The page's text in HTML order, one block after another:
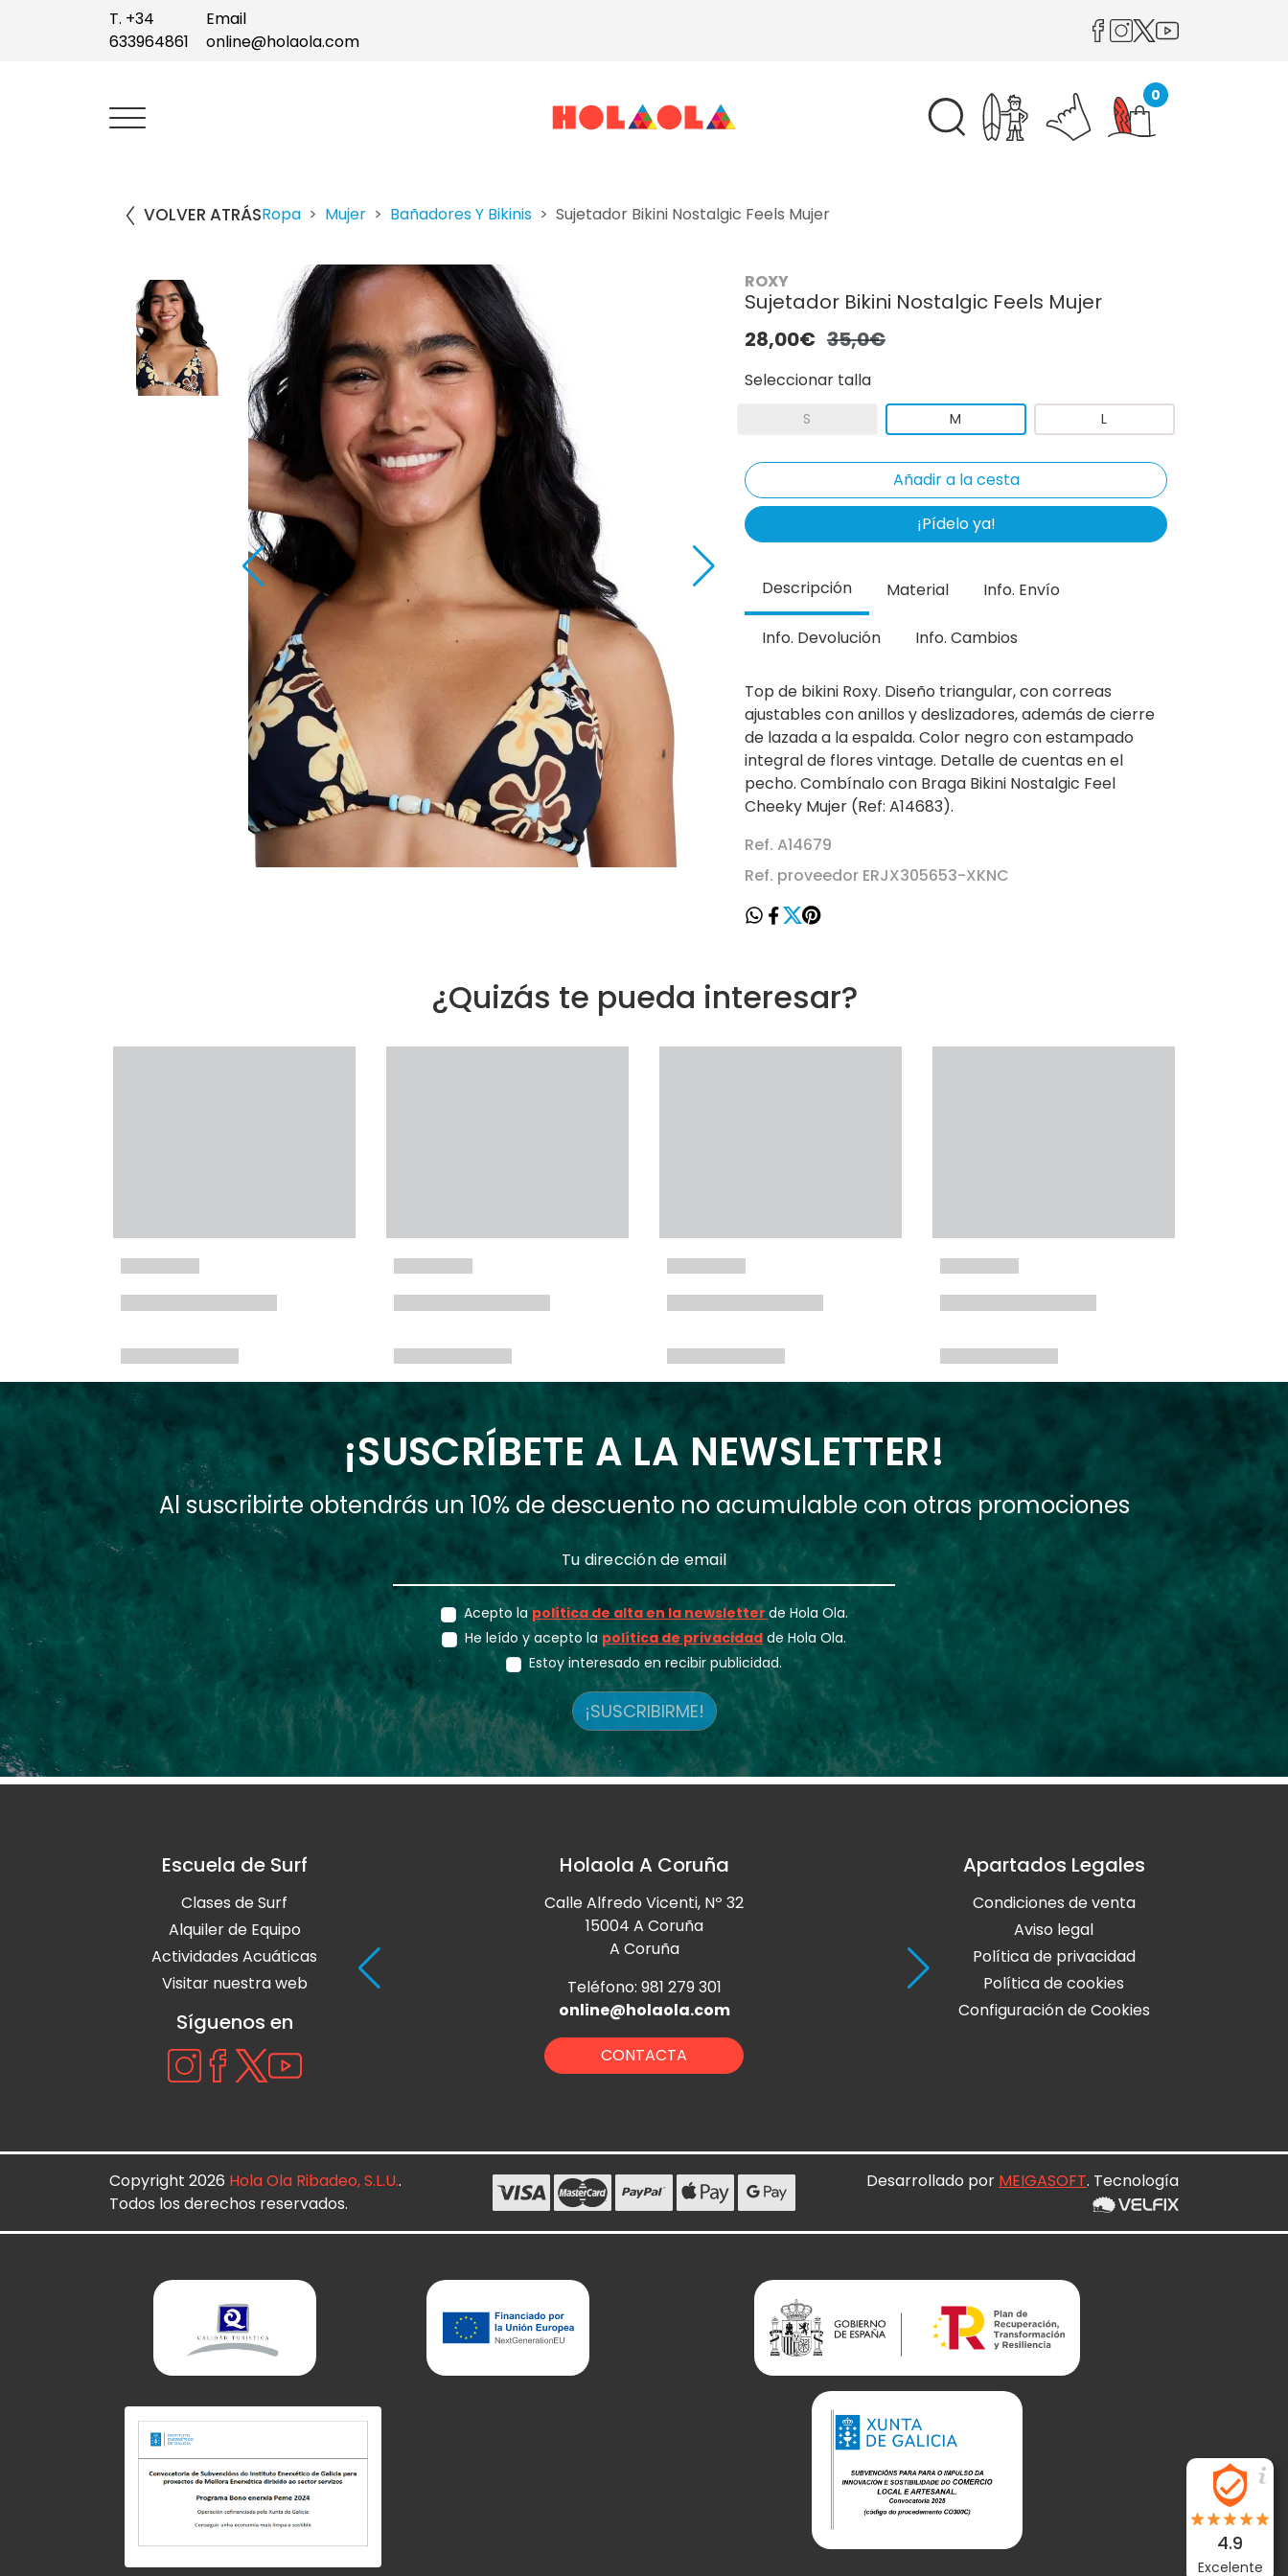
T. +34
633964861
Email
online@holaola.com
0
VOLVER ATRÁSRopa Mujer Bañadores Y Bikinis Sujetador Bikini Nostalgic Feels Mujer
ROXY
Sujetador Bikini Nostalgic Feels Mujer
28,00€ 35,0€
Seleccionar talla
S M L
¡Pídelo ya!
Descripción Material Info. Envío
Info. Devolución Info. Cambios
Top de bikini Roxy. Diseño triangular, con correas
ajustables con anillos y deslizadores, además de cierre
de lazada a la espalda. Color negro con estampado
integral de flores vintage. Detalle de cuentas en el
pecho. Combínalo con Braga Bikini Nostalgic Feel
Cheeky Mujer (Ref: A14683).
Ref. A14679
Ref. proveedor ERJX305653-XKNC
¿Quizás te pueda interesar?
¡SUSCRÍBETE A LA NEWSLETTER!
Al suscribirte obtendrás un 10% de descuento no acumulable con otras promociones
Acepto la política de alta en la newsletter de Hola Ola.
He leído y acepto la política de privacidad de Hola Ola.
Estoy interesado en recibir publicidad.
¡SUSCRIBIRME!
Escuela de Surf
Clases de Surf
Alquiler de Equipo
Actividades Acuáticas
Visitar nuestra web
Síguenos en
Holaola A Coruña
Calle Alfredo Vicenti, Nº 32
15004 A Coruña
A Coruña
Teléfono: 981 279 301
online@holaola.com
CONTACTA
Holaola Ribadeo
Avda de Leopoldo Calvo Sotelo,
Teléfono: 982 128 424
online@holaola.com
Apartados Legales
Condiciones de venta
Aviso legal
Política de privacidad
Política de cookies
Configuración de Cookies
Copyright 2026 Hola Ola Ribadeo, S.L.U..
Todos los derechos reservados.
Desarrollado por MEIGASOFT. Tecnología
4.9
Excelente